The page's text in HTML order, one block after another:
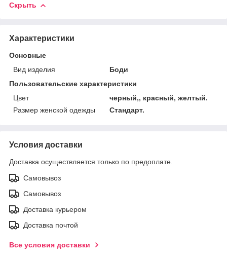
Скрыть
Характеристики
Основные
Вид изделия
Боди
Пользовательские характеристики
Цвет
черный,, красный, желтый.
Размер женской одежды
Стандарт.
Условия доставки
Доставка осуществляется только по предоплате.
Самовывоз
Самовывоз
Доставка курьером
Доставка почтой
Все условия доставки